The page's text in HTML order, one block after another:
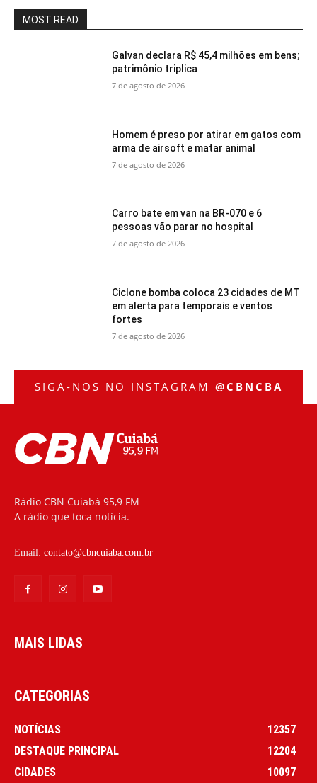
MOST READ
Galvan declara R$ 45,4 milhões em bens;
patrimônio triplica
7 de agosto de 2026
Homem é preso por atirar em gatos com
arma de airsoft e matar animal
7 de agosto de 2026
Carro bate em van na BR-070 e 6
pessoas vão parar no hospital
7 de agosto de 2026
Ciclone bomba coloca 23 cidades de MT
em alerta para temporais e ventos
fortes
7 de agosto de 2026
SIGA-NOS NO INSTAGRAM @CBNCBA
Rádio CBN Cuiabá 95,9 FM
A rádio que toca notícia.
Email: contato@cbncuiaba.com.br
MAIS LIDAS
CATEGORIAS
NOTÍCIAS
12357
DESTAQUE PRINCIPAL
12204
CIDADES
10097